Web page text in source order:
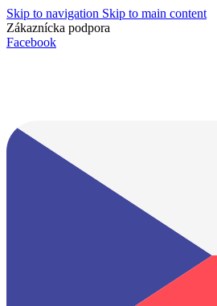
Skip to navigation Skip to main content
Zákaznícka podpora
Facebook